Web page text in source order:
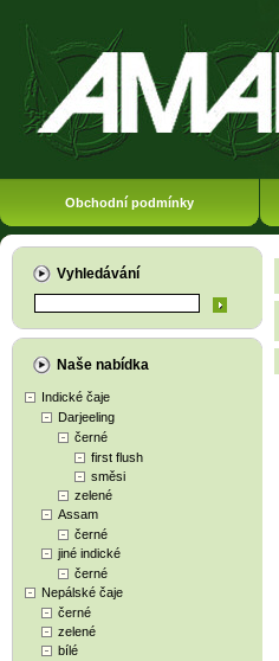
Obchodní podmínky
Vyhledávání
Naše nabídka
Indické čaje
Darjeeling
černé
first flush
směsi
zelené
Assam
černé
jiné indické
černé
Nepálské čaje
černé
zelené
bílé